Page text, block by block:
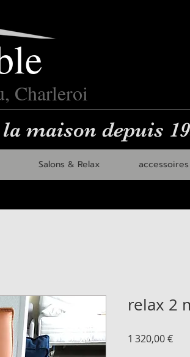
Charleroi
maison depuis
Salons & Relax accessoires
relax 2
1 320,00 €Prix